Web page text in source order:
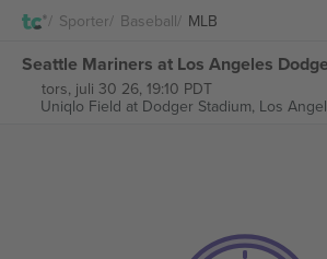
Sporter Baseball MLB
Seattle Mariners at Los Angeles
tors, juli 30 26, 19:10 PDT
Uniqlo Field at Dodger Stadium, Los